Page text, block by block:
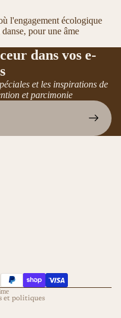
l'engagement écologique
pour une âme
dans vos e-
et les inspirations de
et parcimonie
et politiques